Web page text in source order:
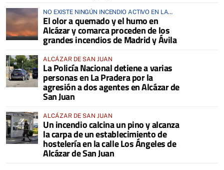
NO EXISTE NINGÚN INCENDIO ACTIVO EN LA
COMARCA
El olor a quemado y el humo en
Alcázar y comarca proceden de los
grandes incendios de Madrid y Ávila
ALCÁZAR DE SAN JUAN
La Policía Nacional detiene a varias
personas en La Pradera por la
agresión a dos agentes en Alcázar de
San Juan
ALCÁZAR DE SAN JUAN
Un incendio calcina un pino y alcanza
la carpa de un establecimiento de
hostelería en la calle Los Ángeles de
Alcázar de San Juan